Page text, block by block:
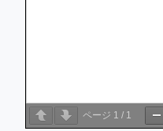
ページ 1 / 1